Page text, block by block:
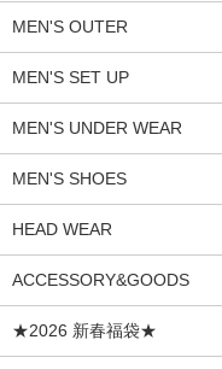
MEN'S OUTER
MEN'S SET UP
MEN'S UNDER WEAR
MEN'S SHOES
HEAD WEAR
ACCESSORY&GOODS
★2026 新春福袋★